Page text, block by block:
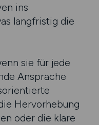
ins
langfristig die
sie für jede
Ansprache
Hervorhebung
oder die klare